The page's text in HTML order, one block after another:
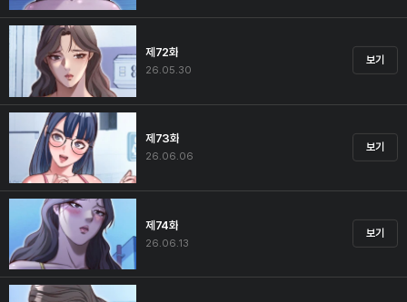
제72화
26.05.30
보기
제73화
26.06.06
보기
제74화
26.06.13
보기